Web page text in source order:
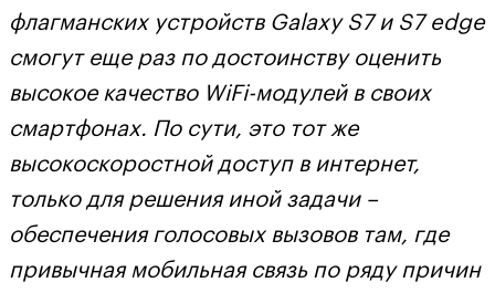
флагманских устройств Galaxy S7 и S7 edge
смогут еще раз по достоинству оценить
высокое качество WiFi-модулей в своих
смартфонах. По сути, это тот же
высокоскоростной доступ в интернет,
только для решения иной задачи –
обеспечения голосовых вызовов там, где
привычная мобильная связь по ряду причин